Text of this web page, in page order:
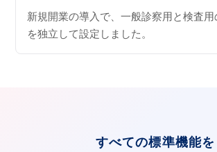
新規開業の導入で、一般診察用と検査
を独立して設定しました。
すべての標準機能を